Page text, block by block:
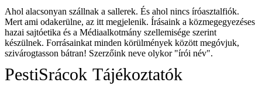
Ahol alacsonyan szállnak a sallerek. És ahol nincs íróasztalfiók.
Mert ami odakerülne, az itt megjelenik. Írásaink a közmegegyezéses
hazai sajtóetika és a Médiaalkotmány szellemisége szerint
készülnek. Forrásainkat minden körülmények között megóvjuk,
szivárogtasson bátran! Szerzőink neve olykor "írói név".
PestiSrácok Tájékoztatók